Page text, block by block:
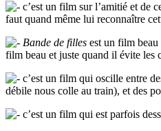
c’est un film sur l’amitié et de
faut quand même lui reconnaître
Bande de filles est un film beau
film beau et juste quand il évite les
c’est un film qui oscille entre
débile nous colle au train), et des
c’est un film qui est parfois